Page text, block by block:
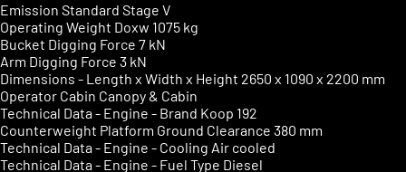
Emission Standard Stage V
Operating Weight Doxw 1075 kg
Bucket Digging Force 7 kN
Arm Digging Force 3 kN
Dimensions - Length x Width x Height 2650 x 1090 x 2200 mm
Operator Cabin Canopy & Cabin
Technical Data - Engine - Brand Koop 192
Counterweight Platform Ground Clearance 380 mm
Technical Data - Engine - Cooling Air cooled
Technical Data - Engine - Fuel Type Diesel